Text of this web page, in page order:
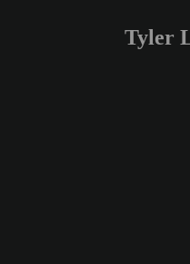
Tyler